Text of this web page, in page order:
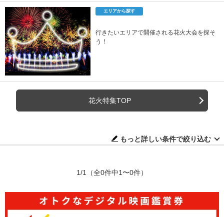
エリアから探す
行きたいエリアで開催される花火大会を探そ
う！
花火特集TOP
もっと詳しい条件で絞り込む
1/1 （全0件中1〜0件）